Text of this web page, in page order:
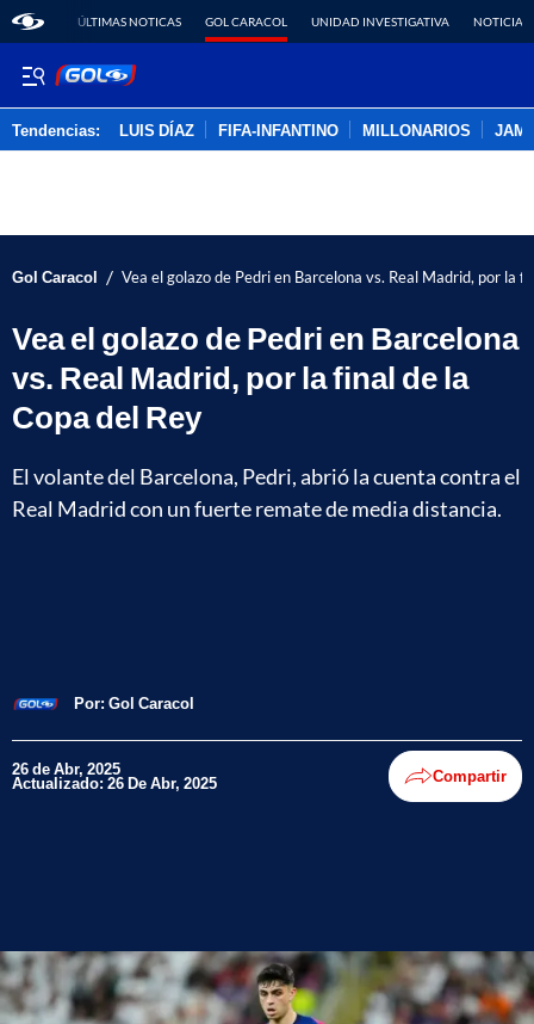
ÚLTIMAS NOTICAS GOL CARACOL UNIDAD INVESTIGATIVA NOTICIAS
Tendencias: LUIS DÍAZ FIFA-INFANTINO MILLONARIOS
Gol Caracol / Vea el golazo de Pedri en Barcelona vs. Real Madrid, por la
Vea el golazo de Pedri en Barcelona
vs. Real Madrid, por la final de la
Copa del Rey
El volante del Barcelona, Pedri, abrió la cuenta contra el
Real Madrid con un fuerte remate de media distancia.
Por: Gol Caracol
26 de Abr, 2025
Actualizado: 26 De Abr, 2025 Compartir